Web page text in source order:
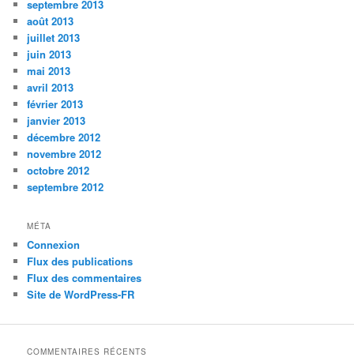
septembre 2013
août 2013
juillet 2013
juin 2013
mai 2013
avril 2013
février 2013
janvier 2013
décembre 2012
novembre 2012
octobre 2012
septembre 2012
MÉTA
Connexion
Flux des publications
Flux des commentaires
Site de WordPress-FR
COMMENTAIRES RÉCENTS